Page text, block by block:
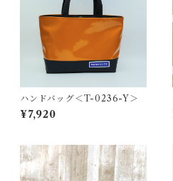
ハンドバッグ＜T-0236-Y＞
¥7,920